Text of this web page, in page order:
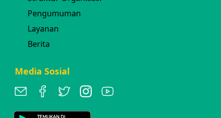
Pengumuman
Layanan
Berita
Media Sosial